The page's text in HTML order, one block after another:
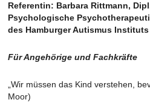
Referentin: Barbara Rittmann,
Psychologische
des Hamburger Autismus Instituts
Für Angehörige und Fachkräfte
„Wir müssen das Kind verstehen,
Moor)